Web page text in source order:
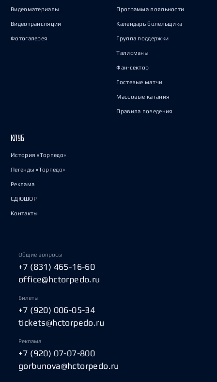
Видеоматериалы
Видеотрансляции
Фотогалерея
Программа лояльности
Календарь болельщика
Группа поддержки
Талисманы
Фан-сектор
Гостевые матчи
Массовые катания
Правила поведения
КЛУБ
История «Торпедо»
Легенды «Торпедо»
Реклама
СДЮШОР
Контакты
Общие вопросы
+7 (831) 465-16-60
office@hctorpedo.ru
Билеты
+7 (920) 006-05-34
tickets@hctorpedo.ru
Реклама
+7 (920) 07-07-800
gorbunova@hctorpedo.ru